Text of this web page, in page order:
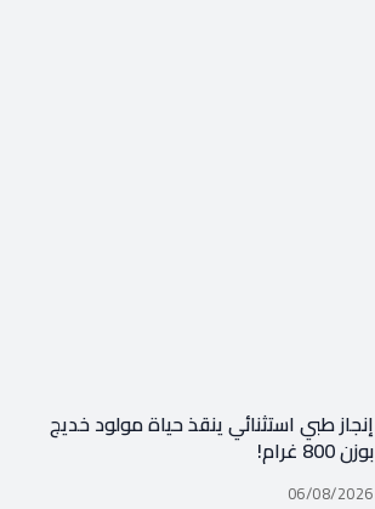
إنجاز طبي استثنائي ينقذ حياة مولود خديج
بوزن 800 غرام!
06/08/2026